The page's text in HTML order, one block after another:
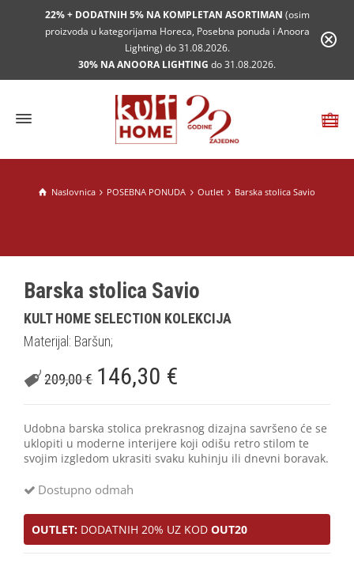
22% + DODATNIH 5% NA KOMPLETAN ASORTIMAN (osim
proizvoda u kategorijama Horeca, Posebna ponuda i Anoora
Lighting) do 31.08.2026.
30% NA ANOORA LIGHTING do 31.08.2026.
Naslovnica POSEBNA PONUDA Outlet Barska stolica Savio
Barska stolica Savio
KULT HOME SELECTION KOLEKCIJA
Materijal: Baršun;
209,00€ 146,30 €
Udobna barska stolica prekrasnog dizajna savršeno će se
uklopiti u moderne interijere koji odišu retro stilom te
svojim izgledom ukrasiti svaku kuhinju ili dnevni boravak.
Dostupno odmah
OUTLET: DODATNIH 20% UZ KOD OUT20